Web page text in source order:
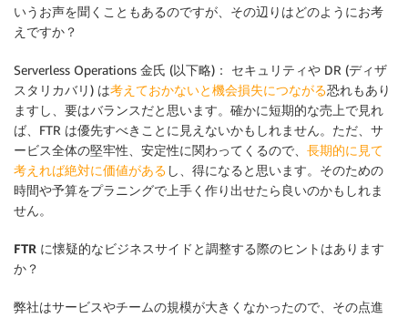
いうお声を聞くこともあるのですが、その辺りはどのようにお考
えですか？
Serverless Operations 金氏 (以下略)： セキュリティや DR (ディザ
スタリカバリ) は考えておかないと機会損失につながる恐れもあり
ますし、要はバランスだと思います。確かに短期的な売上で見れ
ば、FTR は優先すべきことに見えないかもしれません。ただ、サ
ービス全体の堅牢性、安定性に関わってくるので、 長期的に見て
考えれば絶対に価値がある し、得になると思います。そのための
時間や予算をプラニングで上手く作り出せたら良いのかもしれま
せん。
FTR に懐疑的なビジネスサイドと調整する際のヒントはあります
か？
弊社はサービスやチームの規模が大きくなかったので、その点進